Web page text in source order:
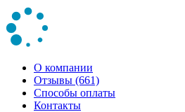
О компании
Отзывы (661)
Способы оплаты
Контакты